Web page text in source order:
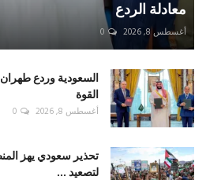
معادلة الردع
أغسطس 8, 2026 0
السعودية وردع
القوة
أغسطس 8, 2026 0
تحذير سعودي يهز
لتصعيد ...